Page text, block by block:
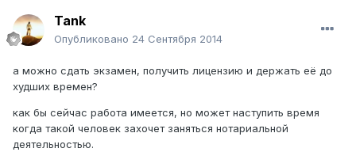
Tank
Опубликовано 24 Сентября 2014
а можно сдать экзамен, получить лицензию и держать её до
худших времен?
как бы сейчас работа имеется, но может наступить время
когда такой человек захочет заняться нотариальной
деятельностью.